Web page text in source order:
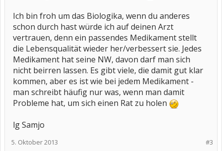
Ich bin froh um das Biologika, wenn du anderes
schon durch hast würde ich auf deinen Arzt
vertrauen, denn ein passendes Medikament stellt
die Lebensqualität wieder her/verbessert sie. Jedes
Medikament hat seine NW, davon darf man sich
nicht beirren lassen. Es gibt viele, die damit gut klar
kommen, aber es ist wie bei jedem Medikament -
man schreibt häufig nur was, wenn man damit
Probleme hat, um sich einen Rat zu holen
lg Samjo
#3
5. Oktober 2013